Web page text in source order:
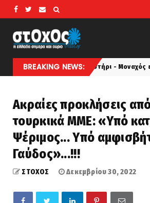
BREAKING NEWS:
σε μοναστήρι - Μοναχός επιτέθηκε
Ακραίες προκλήσεις
τουρκικά ΜΜΕ: «Υπό
Ψέριμος... Υπό
Γαύδος»...!!!
ΣΤΟΧΟΣ Δεκεμβρίου 30, 2022